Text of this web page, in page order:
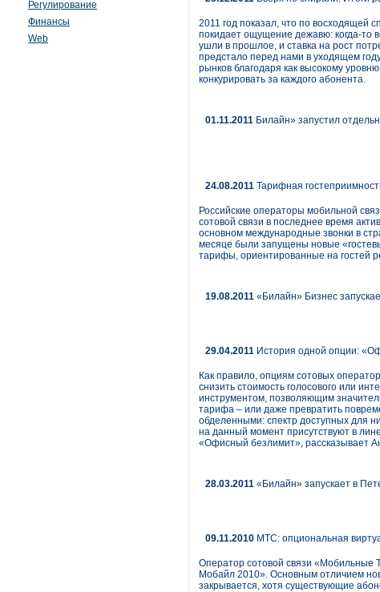
Регулирование
Финансы
Web
2011 год показал, что по восходящей
покидает ощущение дежавю: когда-то
ушли в прошлое, и ставка на рост
предстало перед нами в уходящем
рынков благодаря как высокому
конкурировать за каждого абонента.
01.11.2011 Билайн» запустил
24.08.2011 Тарифная
Российские операторы мобильной
сотовой связи в последнее время
основном международные звонки в
месяце были запущены новые
тарифы, ориентированные на гостей
19.08.2011 «Билайн» Бизнес
29.04.2011 История одной опции:
Как правило, опциям сотовых
снизить стоимость голосового или
инструментом, позволяющим
тарифа – или даже превратить
обделенными: спектр доступных для
на данный момент присутствуют в
«Офисный безлимит», рассказывает
28.03.2011 «Билайн» запускает в
09.11.2010 МТС: опциональная
Оператор сотовой связи «Мобильные
Мобайл 2010». Основным отличием
закрывается, хотя существующие